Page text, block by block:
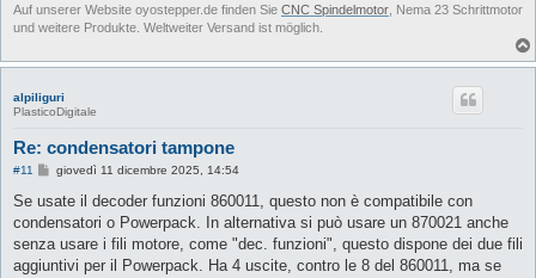
i
o
Auf unserer Website oyostepper.de finden Sie CNC Spindelmotor , Nema 23 Schrittmotor
und weitere Produkte. Weltweiter Versand ist möglich.
alpiliguri
PlasticoDigitale
Re: condensatori tampone
#11
M
s
a
g
i
giovedì 11 dicembre 2025, 14:54
Se usate il decoder funzioni 860011, questo non è compatibile con
condensatori o Powerpack. In alternativa si può usare un 870021 anche
senza usare i fili motore, come "dec. funzioni", questo dispone dei due fili
aggiuntivi per il Powerpack. Ha 4 uscite, contro le 8 del 860011, ma se